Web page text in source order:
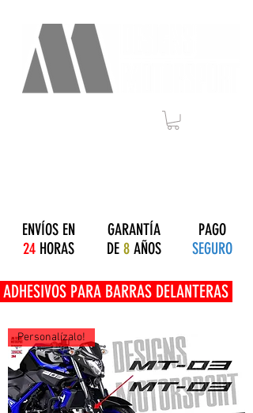
ENVÍOS EN
24 HORAS
GARANTÍA
DE 8 AÑOS
PAGO
SEGURO
PARA BARRAS DELANTERAS
Personalízalo!